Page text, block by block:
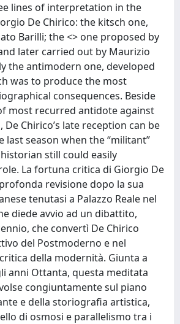
lines of interpretation in the
De Chirico: the kitsch one,
Barilli; the <> one proposed by
later carried out by Maurizio
the antimodern one, developed
was to produce the most
consequences. Beside
most recurred antidote against
Chirico’s late reception can be
last season when the “militant”
still could easily
La fortuna critica di Giorgio De
revisione dopo la sua
tenutasi a Palazzo Reale nel
diede avvio ad un dibattito,
che convertì De Chirico
del Postmoderno e nel
della modernità. Giunta a
anni Ottanta, questa meditata
congiuntamente sul piano
e della storiografia artistica,
di osmosi e parallelismo tra i